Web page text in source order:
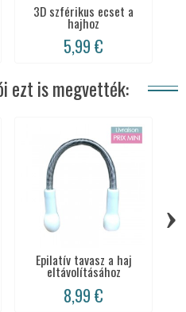
3D szférikus ecset a
hajhoz
5,99 €
ezt is megvették:
Epilatív tavasz a haj
eltávolításához
8,99 €
›